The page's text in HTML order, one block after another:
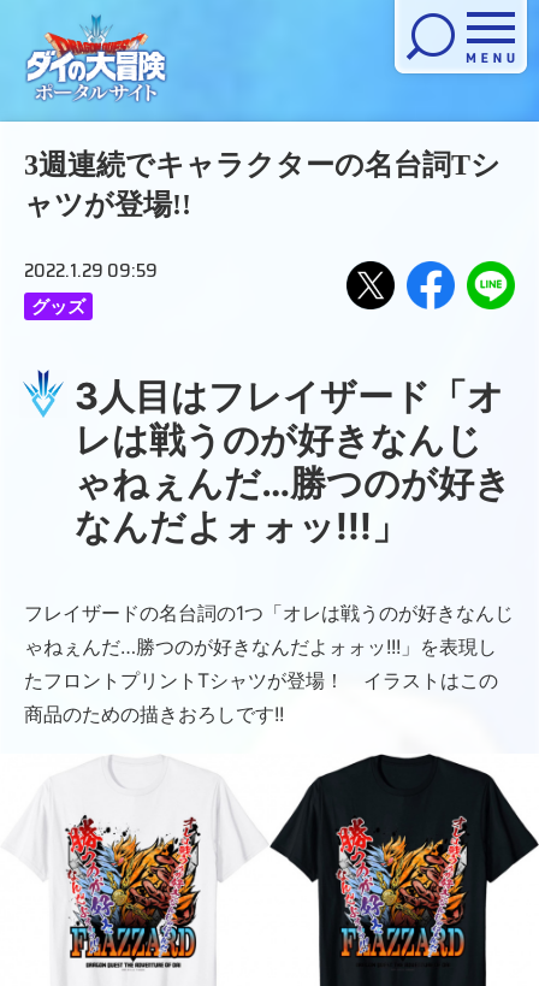
3週連続でキャラクターの名台詞Tシ
ャツが登場!!
2022.1.29 09:59
グッズ
アす
る
する
3人目はフレイザード「オ
レは戦うのが好きなんじ
ゃねぇんだ…勝つのが好き
なんだよォォッ!!!」
フレイザードの名台詞の1つ「オレは戦うのが好きなんじ
ゃねぇんだ…勝つのが好きなんだよォォッ!!!」を表現し
たフロントプリントTシャツが登場！ イラストはこの
商品のための描きおろしです!!